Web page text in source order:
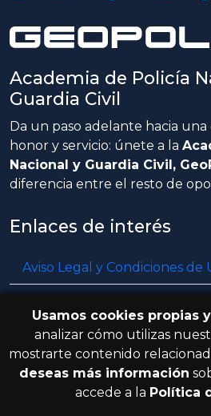
Academia de Policía
Guardia Civil
Da un paso adelante hacia
honor y servicio: únete a la
Nacional y Guardia Civil,
diferencia entre el resto de
Enlaces de interés
Aviso Legal y Condiciones de
Política de cookies
Resolución de litigios en línea
Usamos cookies propias
analizar cómo utilizas
mostrarte contenido
deseas más información
accede a la Política